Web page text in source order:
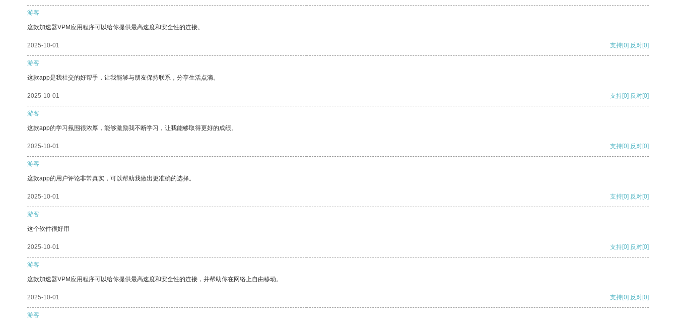
游客
这款加速器VPM应用程序可以给你提供最高速度和安全性的连接。
2025-10-01 支持[0] 反对[0]
游客
这款app是我社交的好帮手，让我能够与朋友保持联系，分享生活点滴。
2025-10-01 支持[0] 反对[0]
游客
这款app的学习氛围很浓厚，能够激励我不断学习，让我能够取得更好的成绩。
2025-10-01 支持[0] 反对[0]
游客
这款app的用户评论非常真实，可以帮助我做出更准确的选择。
2025-10-01 支持[0] 反对[0]
游客
这个软件很好用
2025-10-01 支持[0] 反对[0]
游客
这款加速器VPM应用程序可以给你提供最高速度和安全性的连接，并帮助你在网络上自由移动。
2025-10-01 支持[0] 反对[0]
游客